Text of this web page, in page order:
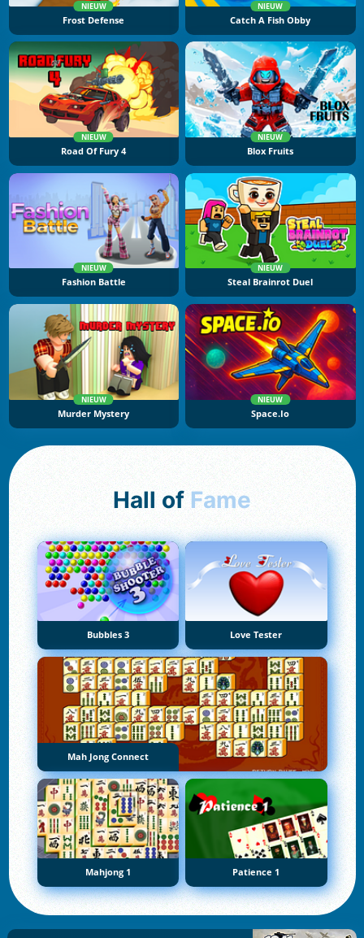
NIEUW
Frost Defense
NIEUW
Catch A Fish Obby
NIEUW
Road Of Fury 4
NIEUW
Blox Fruits
NIEUW
Fashion Battle
NIEUW
Steal Brainrot Duel
NIEUW
Murder Mystery
NIEUW
Space.io
Hall of Fame
Bubbles 3 Love Tester
Mah Jong Connect
Mahjong 1 Patience 1